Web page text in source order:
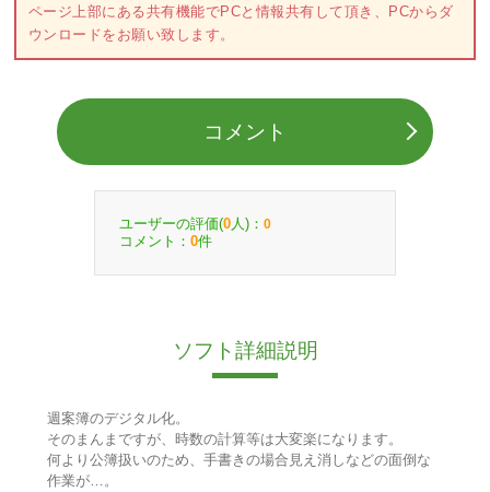
ページ上部にある共有機能でPCと情報共有して頂き、PCからダ
ウンロードをお願い致します。
コメント
ユーザーの評価(0 人)： 0
コメント： 0件
ソフト詳細説明
週案簿のデジタル化。
そのまんまですが、時数の計算等は大変楽になります。
何より公簿扱いのため、手書きの場合見え消しなどの面倒な
作業が…。